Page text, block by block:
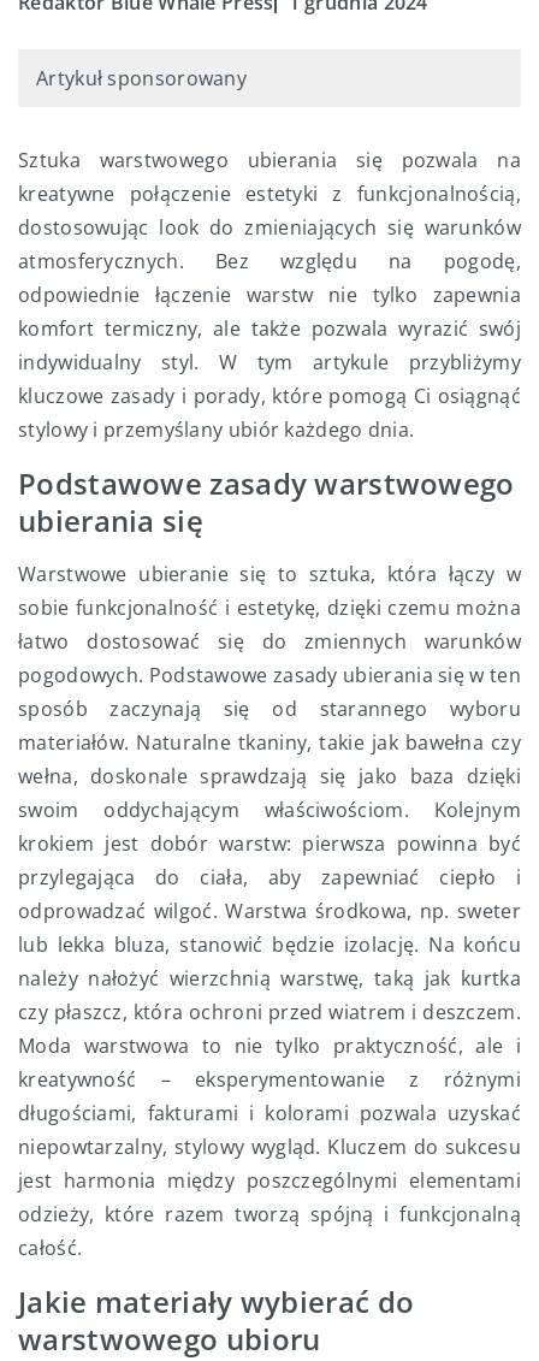
Artykuł sponsorowany
Sztuka warstwowego ubierania się pozwala na
kreatywne połączenie estetyki z funkcjonalnością,
dostosowując look do zmieniających się warunków
atmosferycznych. Bez względu na pogodę,
odpowiednie łączenie warstw nie tylko zapewnia
komfort termiczny, ale także pozwala wyrazić swój
indywidualny styl. W tym artykule przybliżymy
kluczowe zasady i porady, które pomogą Ci osiągnąć
stylowy i przemyślany ubiór każdego dnia.
Podstawowe zasady warstwowego
ubierania się
Warstwowe ubieranie się to sztuka, która łączy w
sobie funkcjonalność i estetykę, dzięki czemu można
łatwo dostosować się do zmiennych warunków
pogodowych. Podstawowe zasady ubierania się w ten
sposób zaczynają się od starannego wyboru
materiałów. Naturalne tkaniny, takie jak bawełna czy
wełna, doskonale sprawdzają się jako baza dzięki
swoim oddychającym właściwościom. Kolejnym
krokiem jest dobór warstw: pierwsza powinna być
przylegająca do ciała, aby zapewniać ciepło i
odprowadzać wilgoć. Warstwa środkowa, np. sweter
lub lekka bluza, stanowić będzie izolację. Na końcu
należy nałożyć wierzchnią warstwę, taką jak kurtka
czy płaszcz, która ochroni przed wiatrem i deszczem.
Moda warstwowa to nie tylko praktyczność, ale i
kreatywność – eksperymentowanie z różnymi
długościami, fakturami i kolorami pozwala uzyskać
niepowtarzalny, stylowy wygląd. Kluczem do sukcesu
jest harmonia między poszczególnymi elementami
odzieży, które razem tworzą spójną i funkcjonalną
całość.
Jakie materiały wybierać do
warstwowego ubioru